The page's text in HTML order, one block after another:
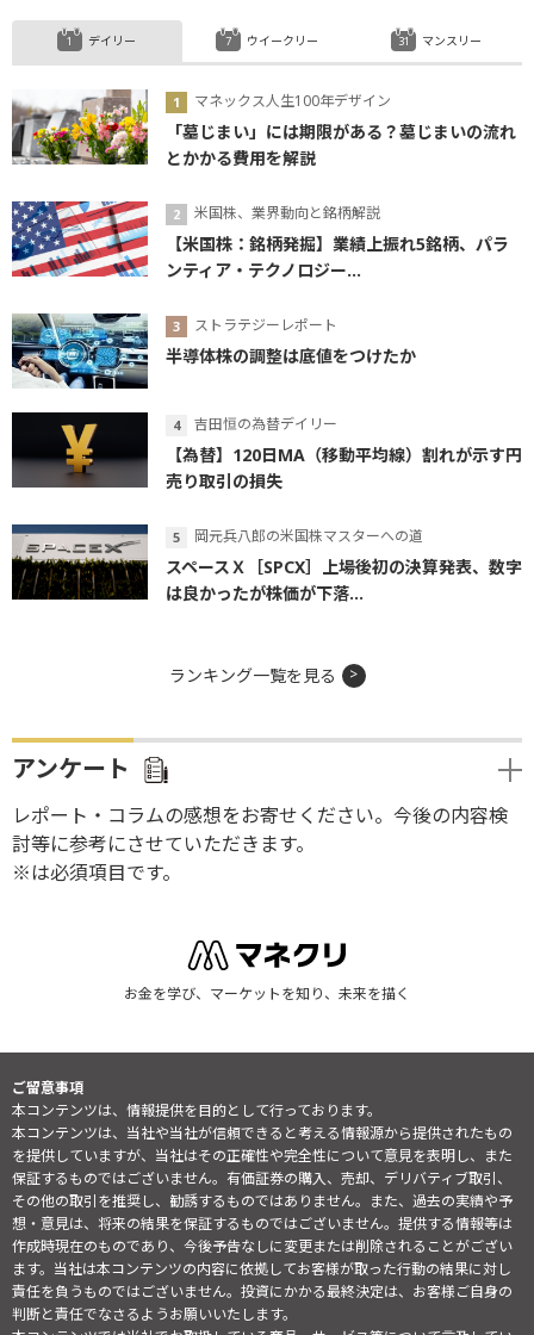
デイリー
マネックス人生100年デザイン
「墓じまい」には期限がある？墓じまいの流れ
とかかる費用を解説
米国株、業界動向と銘柄解説
【米国株：銘柄発掘】業績上振れ5銘柄、パラ
ンティア・テクノロジー...
ストラテジーレポート
半導体株の調整は底値をつけたか
吉田恒の為替デイリー
【為替】120日MA（移動平均線）割れが示す円
売り取引の損失
岡元兵八郎の米国株マスターへの道
スペースＸ［SPCX］上場後初の決算発表、数字
は良かったが株価が下落...
ウイークリー マンスリー
ランキング一覧を見る
アンケート
レポート・コラムの感想をお寄せください。今後の内容検
討等に参考にさせていただきます。
※は必須項目です。
お金を学び、マーケットを知り、未来を描く
ご留意事項
本コンテンツは、情報提供を目的として行っております。
本コンテンツは、当社や当社が信頼できると考える情報源から提供されたもの
を提供していますが、当社はその正確性や完全性について意見を表明し、また
保証するものではございません。有価証券の購入、売却、デリバティブ取引、
その他の取引を推奨し、勧誘するものではありません。また、過去の実績や予
想・意見は、将来の結果を保証するものではございません。提供する情報等は
作成時現在のものであり、今後予告なしに変更または削除されることがござい
ます。当社は本コンテンツの内容に依拠してお客様が取った行動の結果に対し
責任を負うものではございません。投資にかかる最終決定は、お客様ご自身の
判断と責任でなさるようお願いいたします。